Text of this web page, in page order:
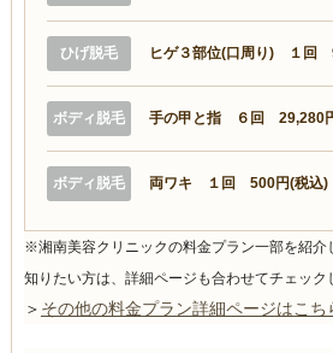
ひげ脱毛 ヒゲ３部位(口周り) １回
ボディ脱毛 手の甲と指 ６回 29,280
ボディ脱毛 両ワキ １回 500円(税込)
※湘南美容クリニックの料金プラン一部を紹介
知りたい方は、詳細ページも合わせてチェック
＞ その他の料金プラン詳細ページはこち